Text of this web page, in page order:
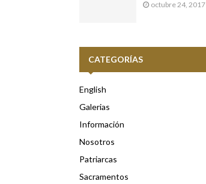
octubre 24, 2017
CATEGORÍAS
English
Galerias
Información
Nosotros
Patriarcas
Sacramentos